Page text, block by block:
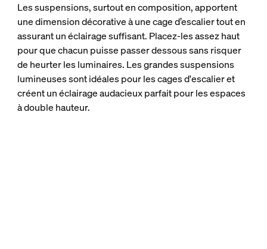
Les suspensions, surtout en composition, apportent
une dimension décorative à une cage d’escalier tout en
assurant un éclairage suffisant. Placez-les assez haut
pour que chacun puisse passer dessous sans risquer
de heurter les luminaires. Les grandes suspensions
lumineuses sont idéales pour les cages d'escalier et
créent un éclairage audacieux parfait pour les espaces
à double hauteur.